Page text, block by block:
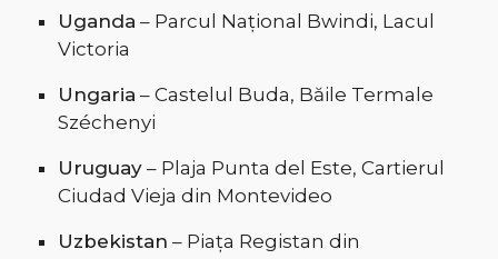
Uganda – Parcul Național Bwindi, Lacul
Victoria
Ungaria – Castelul Buda, Băile Termale
Széchenyi
Uruguay– Plaja Punta del Este, Cartierul
Ciudad Vieja din Montevideo
Uzbekistan – Piața Registan din